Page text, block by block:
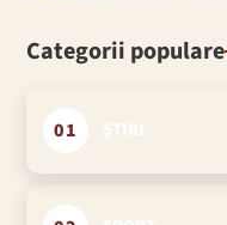
Categorii populare
01